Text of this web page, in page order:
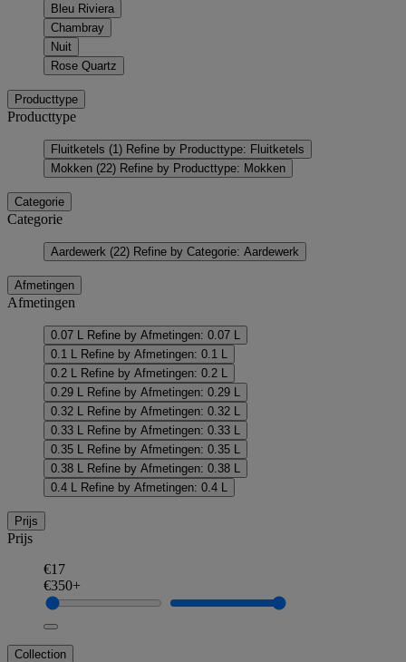
Bleu Riviera
Chambray
Nuit
Rose Quartz
Producttype
Producttype
Fluitketels (1) Refine by Producttype: Fluitketels
Mokken (22) Refine by Producttype: Mokken
Categorie
Categorie
Aardewerk (22) Refine by Categorie: Aardewerk
Afmetingen
Afmetingen
0.07 L
Refine by Afmetingen: 0.07 L
0.1 L
Refine by Afmetingen: 0.1 L
0.2 L
Refine by Afmetingen: 0.2 L
0.29 L
Refine by Afmetingen: 0.29 L
0.32 L
Refine by Afmetingen: 0.32 L
0.33 L
Refine by Afmetingen: 0.33 L
0.35 L
Refine by Afmetingen: 0.35 L
0.38 L
Refine by Afmetingen: 0.38 L
0.4 L
Refine by Afmetingen: 0.4 L
Prijs
Prijs
€17
€350+
Collection